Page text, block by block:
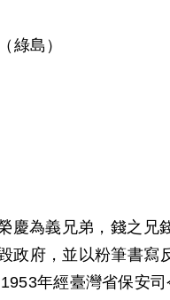
綠島）
為義兄弟，錢之
府，並以粉筆書
年經臺灣省保安